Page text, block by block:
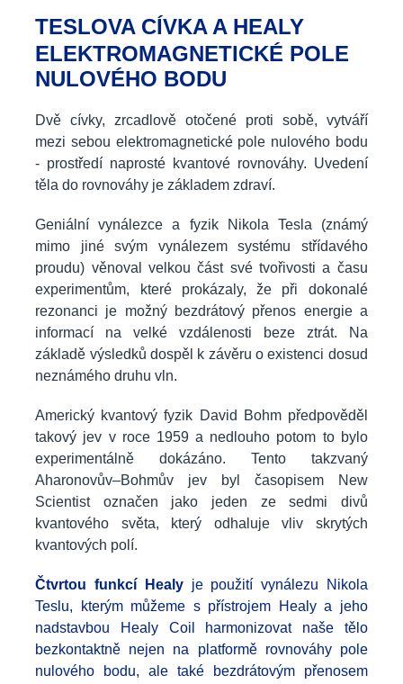
TESLOVA CÍVKA A HEALY
ELEKTROMAGNETICKÉ POLE
NULOVÉHO BODU
Dvě cívky, zrcadlově otočené proti sobě, vytváří
mezi sebou elektromagnetické pole nulového bodu
- prostředí naprosté kvantové rovnováhy. Uvedení
těla do rovnováhy je základem zdraví.
Geniální vynálezce a fyzik Nikola Tesla (známý
mimo jiné svým vynálezem systému střídavého
proudu) věnoval velkou část své tvořivosti a času
experimentům, které prokázaly, že při dokonalé
rezonanci je možný bezdrátový přenos energie a
informací na velké vzdálenosti beze ztrát. Na
základě výsledků dospěl k závěru o existenci dosud
neznámého druhu vln.
Americký kvantový fyzik David Bohm předpověděl
takový jev v roce 1959 a nedlouho potom to bylo
experimentálně dokázáno. Tento takzvaný
Aharonovův–Bohmův jev byl časopisem New
Scientist označen jako jeden ze sedmi divů
kvantového světa, který odhaluje vliv skrytých
kvantových polí.
Čtvrtou funkcí Healy je použití vynálezu Nikola
Teslu, kterým můžeme s přístrojem Healy a jeho
nadstavbou Healy Coil harmonizovat naše tělo
bezkontaktně nejen na platformě rovnováhy pole
nulového bodu, ale také bezdrátovým přenosem